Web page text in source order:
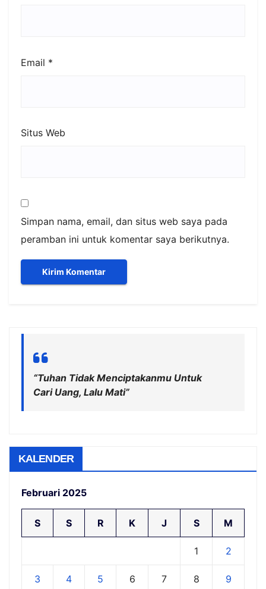
Email *
Situs Web
Simpan nama, email, dan situs web saya pada
peramban ini untuk komentar saya berikutnya.
“Tuhan Tidak Menciptakanmu Untuk
Cari Uang, Lalu Mati”
KALENDER
Februari 2025
S S R K J S M
1 2
3 4 5 6 7 8 9